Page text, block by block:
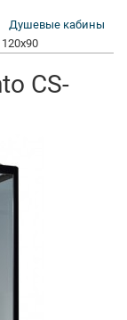
Душевые кабины
CS-